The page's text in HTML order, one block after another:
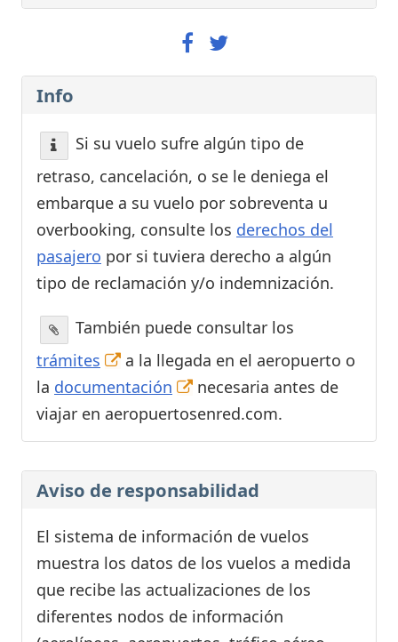
Info
Si su vuelo sufre algún tipo de
retraso, cancelación, o se le deniega el
embarque a su vuelo por sobreventa u
overbooking, consulte los derechos del
pasajero por si tuviera derecho a algún
tipo de reclamación y/o indemnización.
También puede consultar los
trámites
a la llegada en el aeropuerto o
la documentación
necesaria antes de
viajar en aeropuertosenred.com.
Aviso de responsabilidad
El sistema de información de vuelos
muestra los datos de los vuelos a medida
que recibe las actualizaciones de los
diferentes nodos de información